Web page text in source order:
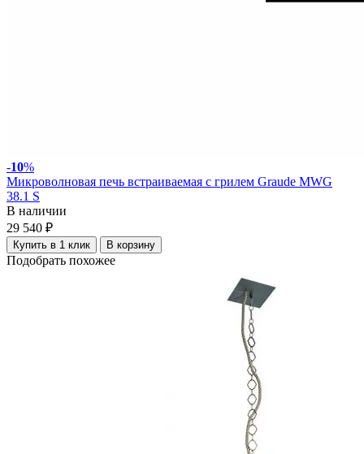
-10%
Микроволновая печь встраиваемая с грилем Graude MWG
38.1 S
В наличии
29 540 ₽
Купить в 1 клик В корзину
Подобрать похожее